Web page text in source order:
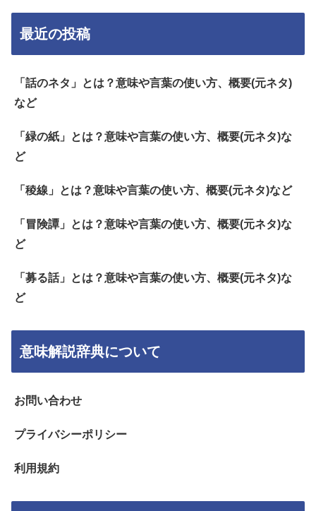
最近の投稿
「話のネタ」とは？意味や言葉の使い方、概要(元ネタ)
など
「緑の紙」とは？意味や言葉の使い方、概要(元ネタ)な
ど
「稜線」とは？意味や言葉の使い方、概要(元ネタ)など
「冒険譚」とは？意味や言葉の使い方、概要(元ネタ)な
ど
「募る話」とは？意味や言葉の使い方、概要(元ネタ)な
ど
意味解説辞典について
お問い合わせ
プライバシーポリシー
利用規約